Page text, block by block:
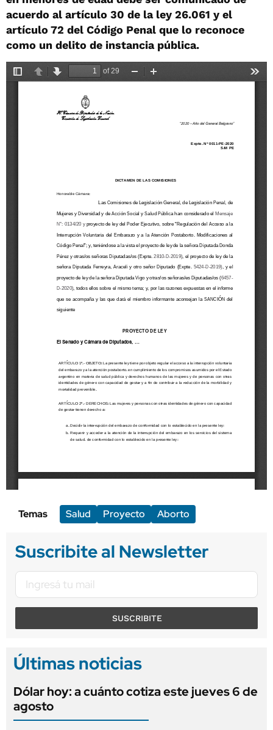
acuerdo al artículo 30 de la ley 26.061 y el
artículo 72 del Código Penal que lo reconoce
como un delito de instancia pública.
Temas Salud Proyecto Aborto
Suscribite al Newsletter
SUSCRIBITE
Últimas noticias
Dólar hoy: a cuánto cotiza este jueves 6 de
agosto